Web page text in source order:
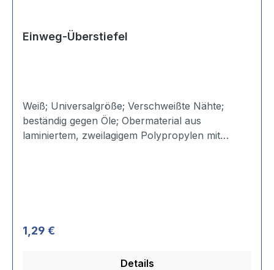
Einweg-Überstiefel
Weiß; Universalgröße; Verschweißte Nähte;
beständig gegen Öle; Obermaterial aus
laminiertem, zweilagigem Polypropylen mit
Regulärer Preis:
1,29 €
Details